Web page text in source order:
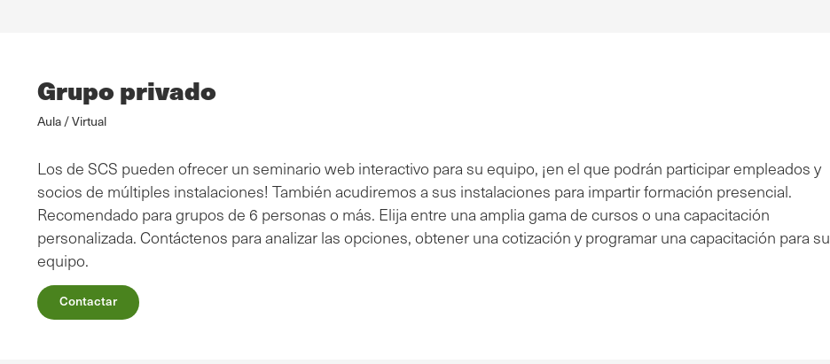
Grupo privado
Aula / Virtual
Los de SCS pueden ofrecer un seminario web interactivo para su equipo, ¡en el que podrán participar empleados y
socios de múltiples instalaciones! También acudiremos a sus instalaciones para impartir formación presencial.
Recomendado para grupos de 6 personas o más. Elija entre una amplia gama de cursos o una capacitación
personalizada. Contáctenos para analizar las opciones, obtener una cotización y programar una capacitación para su
equipo.
Contactar